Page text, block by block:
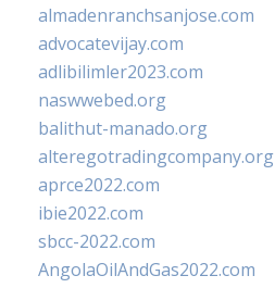
almadenranchsanjose.com
advocatevijay.com
adlibilimler2023.com
naswwebed.org
balithut-manado.org
alteregotradingcompany.org
aprce2022.com
ibie2022.com
sbcc-2022.com
AngolaOilAndGas2022.com